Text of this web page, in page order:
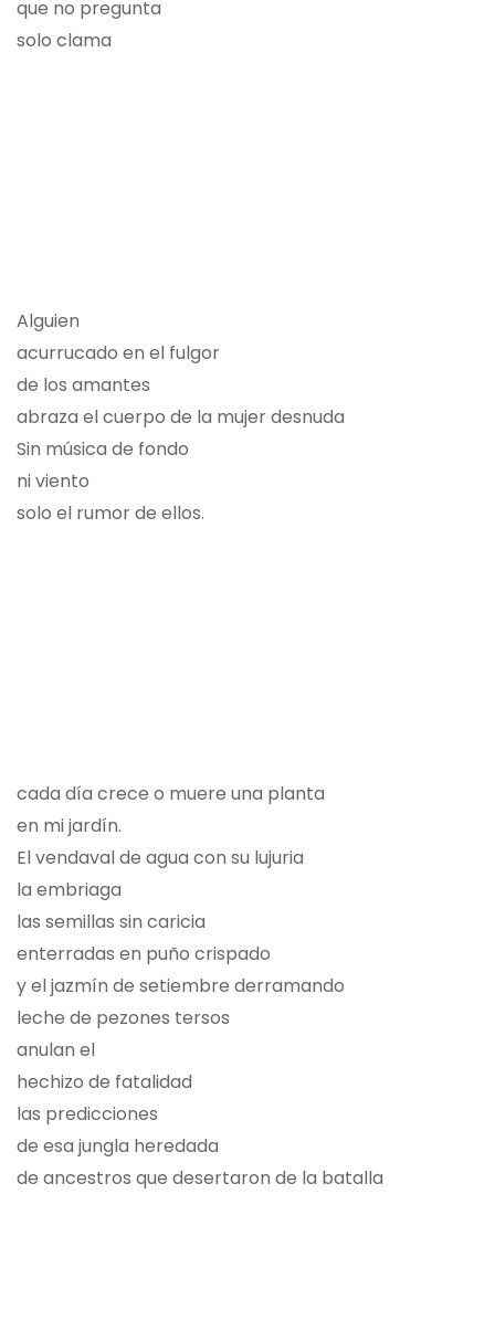
que no pregunta
solo clama
Alguien
acurrucado en el fulgor
de los amantes
abraza el cuerpo de la mujer desnuda
Sin música de fondo
ni viento
solo el rumor de ellos.
cada día crece o muere una planta
en mi jardín.
El vendaval de agua con su lujuria
la embriaga
las semillas sin caricia
enterradas en puño crispado
y el jazmín de setiembre derramando
leche de pezones tersos
anulan el
hechizo de fatalidad
las predicciones
de esa jungla heredada
de ancestros que desertaron de la batalla